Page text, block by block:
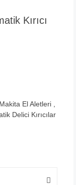
Kırıcı
Makita El Aletleri
Delici Kırıcılar